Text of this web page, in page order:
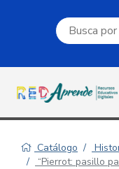
Campo de
Catálogo
“Pierrot: pasillo